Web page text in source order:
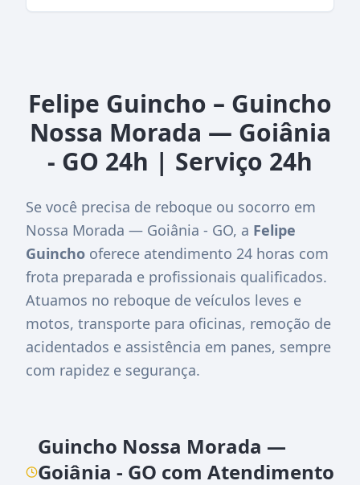
Felipe Guincho – Guincho
Nossa Morada — Goiânia
- GO 24h | Serviço 24h
Se você precisa de reboque ou socorro em
Nossa Morada — Goiânia - GO, a Felipe
Guincho oferece atendimento 24 horas com
frota preparada e profissionais qualificados.
Atuamos no reboque de veículos leves e
motos, transporte para oficinas, remoção de
acidentados e assistência em panes, sempre
com rapidez e segurança.
Guincho Nossa Morada —
Goiânia - GO com Atendimento